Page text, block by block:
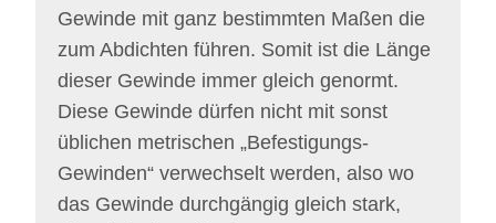
Gewinde mit ganz bestimmten Maßen die
zum Abdichten führen. Somit ist die Länge
dieser Gewinde immer gleich genormt.
Diese Gewinde dürfen nicht mit sonst
üblichen metrischen „Befestigungs-
Gewinden“ verwechselt werden, also wo
das Gewinde durchgängig gleich stark,